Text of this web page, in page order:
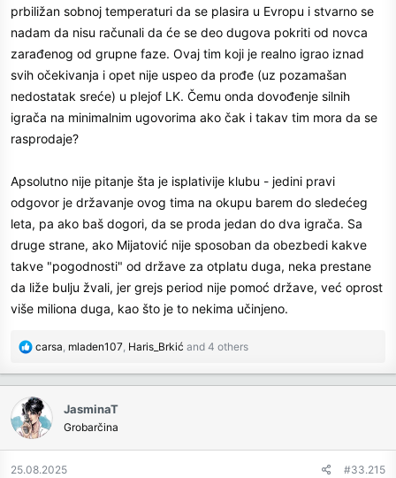
prbiližan sobnoj temperaturi da se plasira u Evropu i stvarno se
nadam da nisu računali da će se deo dugova pokriti od novca
zarađenog od grupne faze. Ovaj tim koji je realno igrao iznad
svih očekivanja i opet nije uspeo da prođe (uz pozamašan
nedostatak sreće) u plejof LK. Čemu onda dovođenje silnih
igrača na minimalnim ugovorima ako čak i takav tim mora da se
rasprodaje?
Apsolutno nije pitanje šta je isplativije klubu - jedini pravi
odgovor je državanje ovog tima na okupu barem do sledećeg
leta, pa ako baš dogori, da se proda jedan do dva igrača. Sa
druge strane, ako Mijatović nije sposoban da obezbedi kakve
takve "pogodnosti" od države za otplatu duga, neka prestane
da liže bulju žvali, jer grejs period nije pomoć države, već oprost
više miliona duga, kao što je to nekima učinjeno.
R
c
t
i
o
n
carsa, mladen107, Haris_Brkić and 4 others
JasminaT
Grobarčina
25.08.2025 #33.215